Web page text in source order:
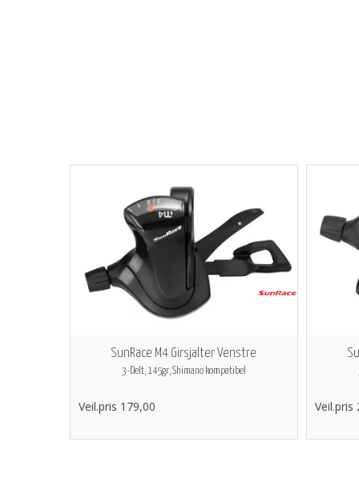
SunRace M4 Girsjalter Venstre
3-Delt, 145gr, Shimano kompatibel
Veil.pris 179,00 Veil.pris